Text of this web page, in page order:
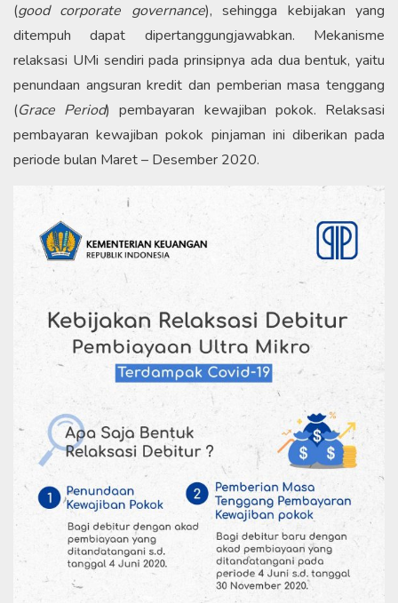
(good corporate governance), sehingga kebijakan yang
ditempuh dapat dipertanggungjawabkan. Mekanisme
relaksasi UMi sendiri pada prinsipnya ada dua bentuk, yaitu
penundaan angsuran kredit dan pemberian masa tenggang
(Grace Period) pembayaran kewajiban pokok. Relaksasi
pembayaran kewajiban pokok pinjaman ini diberikan pada
periode bulan Maret – Desember 2020.